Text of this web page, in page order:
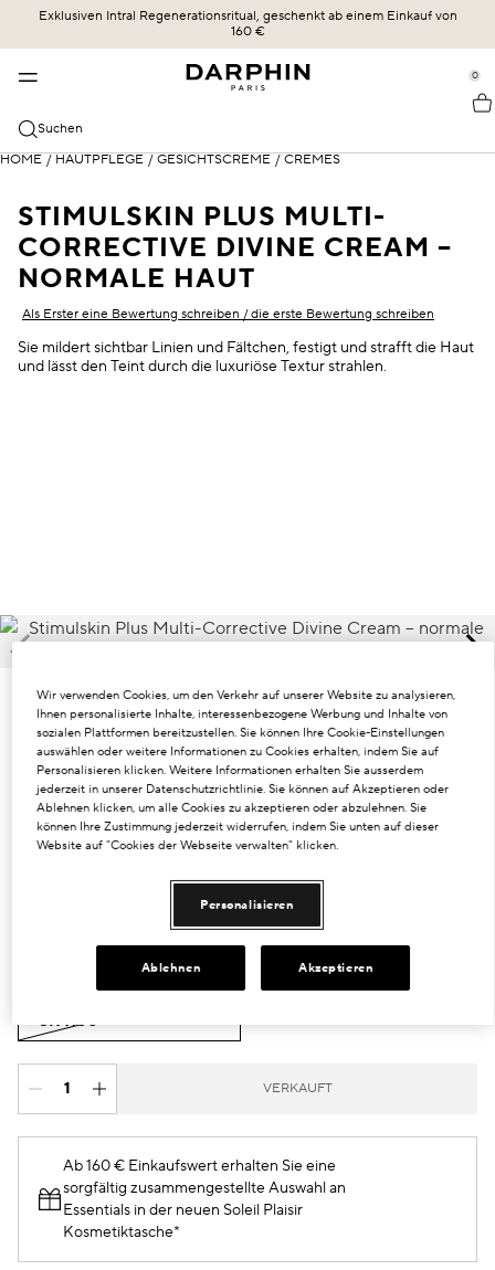
Exklusiven Intral Regenerationsritual, geschenkt ab einem Einkauf von
160 €
::elc_general.menu::
0
Suchen
Sidebar Navigation
BESTSELLER
BESTSELLER
HYDRASKIN
HAUTPFLEGE
ENTDECKEN
Hautpflegeroutine
KATEGORIEN
Alle Shoppen
Reiniger und Toner
Feuchtigkeitspflege mit SPF-Schutz
Feuchtigkeitsversorgung
Linien und Fältchen
Gemischte Haut
Tint Terne
KOLLEKTIONEN
ALLE SHOPPEN
Stimulskin Plus
Essential Oil Elixir
Exquisâge
ERBE
UNSERE GESCHICHTE
OLIVIA SZMIDT
DIE WISSENSCHAFT DER LIEFERUNG
HOME / HAUTPFLEGE / GESICHTSCREME / CREMES
STIMULSKIN PLUS MULTI-
CORRECTIVE DIVINE CREAM –
NORMALE HAUT
Als Erster eine Bewertung schreiben / die erste Bewertung schreiben
Sie mildert sichtbar Linien und Fältchen, festigt und strafft die Haut
und lässt den Teint durch die luxuriöse Textur strahlen.
€3.98/ml 50 ml
€199.00
VERKAUFT
Ab 160 € Einkaufswert erhalten Sie eine
sorgfältig zusammengestellte Auswahl an
Essentials in der neuen Soleil Plaisir
Kosmetiktasche*
Wir verwenden Cookies, um den Verkehr auf unserer Website zu analysieren,
Ihnen personalisierte Inhalte, interessenbezogene Werbung und Inhalte von
sozialen Plattformen bereitzustellen. Sie können Ihre Cookie-Einstellungen
auswählen oder weitere Informationen zu Cookies erhalten, indem Sie auf
Personalisieren klicken. Weitere Informationen erhalten Sie ausserdem
jederzeit in unserer Datenschutzrichtlinie. Sie können auf Akzeptieren oder
Ablehnen klicken, um alle Cookies zu akzeptieren oder abzulehnen. Sie
können Ihre Zustimmung jederzeit widerrufen, indem Sie unten auf dieser
Website auf "Cookies der Webseite verwalten" klicken.
Personalisieren
Ablehnen Akzeptieren